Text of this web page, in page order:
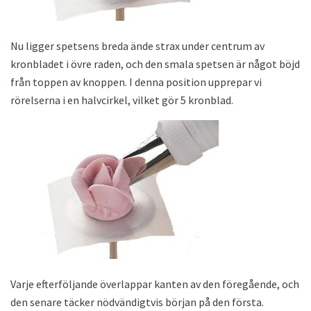
Nu ligger spetsens breda ände strax under centrum av
kronbladet i övre raden, och den smala spetsen är något böjd
från toppen av knoppen. I denna position upprepar vi
rörelserna i en halvcirkel, vilket gör 5 kronblad.
Varje efterföljande överlappar kanten av den föregående, och
den senare täcker nödvändigtvis början på den första.